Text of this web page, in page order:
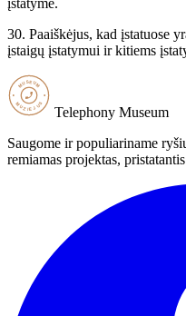
įstatyme.
30. Paaiškėjus, kad įstatuose
įstaigų įstatymui ir kitiems
Telephony Museum
Saugome ir populiariname
remiamas projektas,